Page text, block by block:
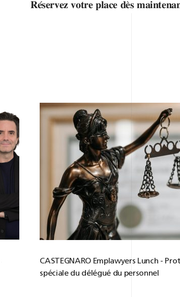
𝐑𝐞́𝐬𝐞𝐫𝐯𝐞𝐳 𝐯𝐨𝐭𝐫𝐞 𝐩𝐥𝐚𝐜𝐞 𝐝𝐞̀𝐬
CASTEGNARO Emplawyers Lunch -
spéciale du délégué du personnel